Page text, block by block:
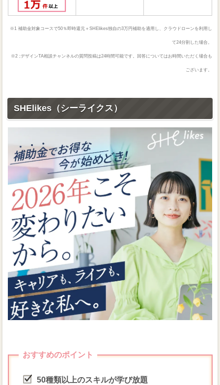
※1 補助金対象コースで50％即時還元＋SHElikes独自の3万円補助を適用し、クラウドローンを利用し
て24分割した場合。
※2 ;デザインTA相談チャンネルの質問投稿は24時間可能です。回答についてはお時間いただく場合も
ございます。
SHElikes（シーライクス）
おすすめのポイント
50種類以上のスキルが学び放題